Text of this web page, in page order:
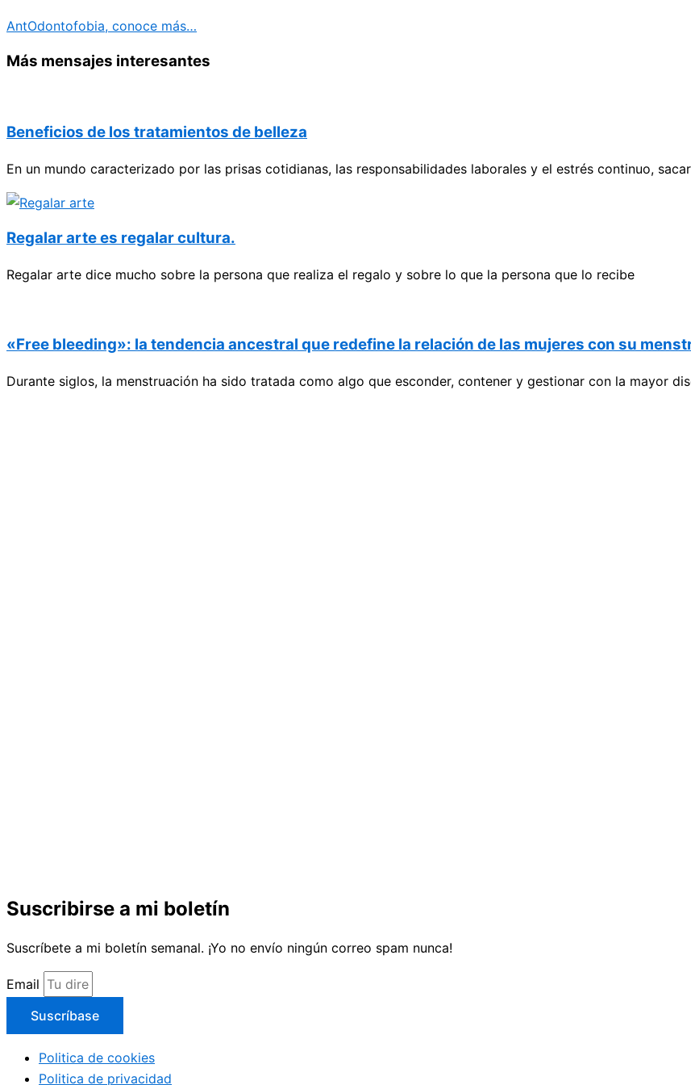
AntOdontofobia, conoce más…
Más mensajes interesantes
Beneficios de los tratamientos de belleza
En un mundo caracterizado por las prisas cotidianas, las responsabilidades laborales y el estrés continuo,
Regalar arte es regalar cultura.
Regalar arte dice mucho sobre la persona que realiza el regalo y sobre lo que la persona que lo recibe
«Free bleeding»: la tendencia ancestral que redefine la relación de las mujeres con su
Durante siglos, la menstruación ha sido tratada como algo que esconder, contener y gestionar con la mayor
Suscribirse a mi boletín
Suscríbete a mi boletín semanal. ¡Yo no envío ningún correo spam nunca!
Email
Suscríbase
Politica de cookies
Politica de privacidad